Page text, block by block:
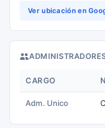
Ver ubicación en
CARGO
Adm. Unico